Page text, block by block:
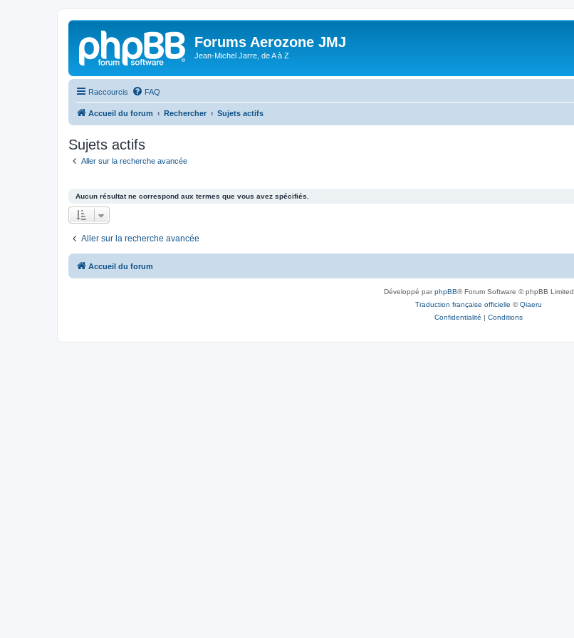
Forums Aerozone JMJ
Jean-Michel Jarre, de A à Z
Raccourcis FAQ
Accueil du forum Rechercher Sujets actifs
Sujets actifs
Aller sur la recherche avancée
Aucun résultat ne correspond aux termes que vous avez spécifiés.
Aller sur la recherche avancée
Accueil du forum
Développé parphpBB® Forum Software © phpBB Limited
Traduction française officielle ©Qiaeru
Confidentialité | Conditions